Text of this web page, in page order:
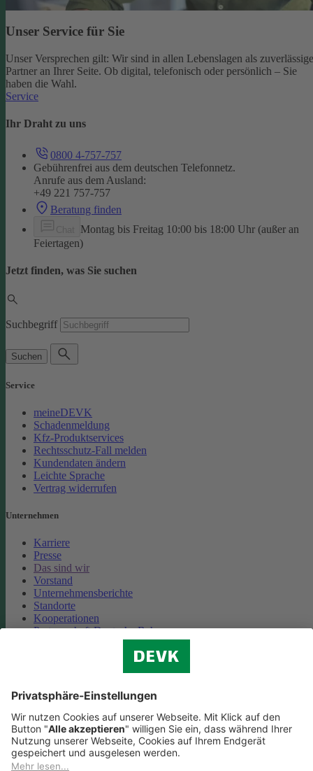
Unser Service für Sie
Unser Versprechen gilt: Wir sind in allen Lebenslagen als
Partner an Ihrer Seite. Ob digital, telefonisch oder persönlich – Sie
haben die Wahl.
Service
Ihr Draht zu uns
0800 4-757-757
Gebührenfrei aus dem deutschen Telefonnetz.
Anrufe aus dem Ausland:
+49 221 757-757
Beratung finden
Montag bis Freitag 10:00 bis 18:00 Uhr (außer an
Feiertagen)
Jetzt finden, was Sie suchen
Suchbegriff
Suchen
Service
meineDEVK
Schadenmeldung
Kfz-Produktservices
Rechtsschutz-Fall melden
Kundendaten ändern
Leichte Sprache
Vertrag widerrufen
Unternehmen
Karriere
Presse
Das sind wir
Vorstand
Unternehmensberichte
Standorte
Kooperationen
Partnerschaft Deutsche Bahn
Cookie-Einstellungen
Datenschutz